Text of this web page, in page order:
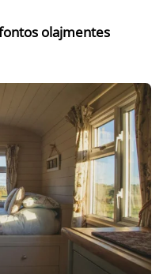
olajmentes